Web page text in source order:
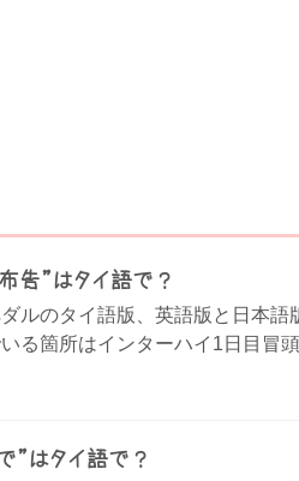
告”はタイ語で？
ルのタイ語版、英語版と日本
る箇所はインターハイ1日目冒
”はタイ語で？